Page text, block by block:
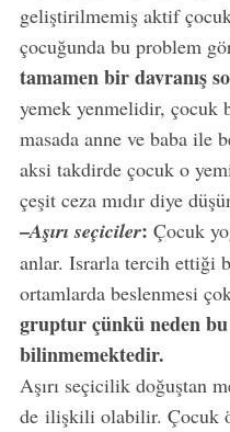
geliştirilmemiş aktif
çocuğunda bu problem
tamamen bir davranış
yemek yenmelidir, çocuk
masada anne ve baba ile
aksi takdirde çocuk o
çeşit ceza mıdır diye
–Aşırı seçiciler: Çocuk
anlar. Israrla tercih ettiği
ortamlarda beslenmesi
gruptur çünkü neden
bilinmemektedir.
Aşırı seçicilik doğuştan
de ilişkili olabilir. Çocuk